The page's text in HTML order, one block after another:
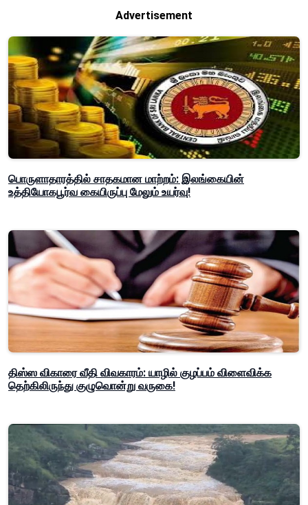
Advertisement
பொருளாதாரத்தில் சாதகமான மாற்றம்: இலங்கையின்
உத்தியோகபூர்வ கையிருப்பு மேலும் உயர்வு!
திஸ்ஸ விகாரை வீதி விவகாரம்: யாழில் குழப்பம் விளைவிக்க
தெற்கிலிருந்து குழுவொன்று வருகை!